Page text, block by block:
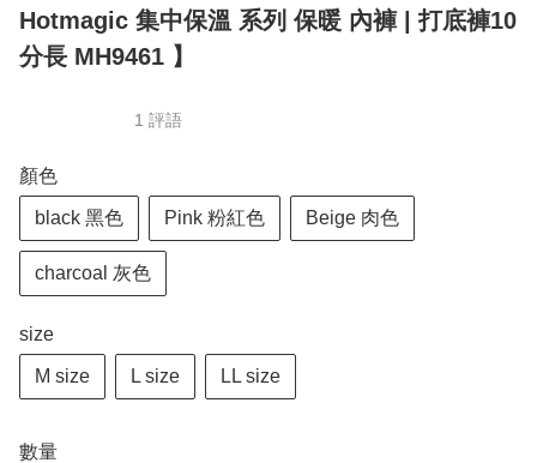
Hotmagic 集中保溫 系列 保暖 內褲 | 打底褲10
分長 MH9461 】
1 評語
顏色
black 黑色 Pink 粉紅色 Beige 肉色
charcoal 灰色
size
M size L size LL size
數量